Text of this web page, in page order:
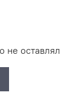
не оставлял